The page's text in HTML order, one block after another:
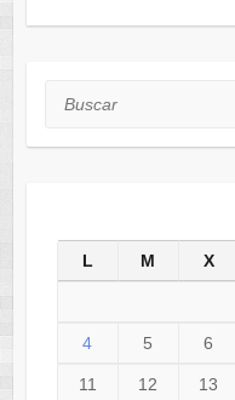
Buscar
L M X
4 5 6
11 12 13